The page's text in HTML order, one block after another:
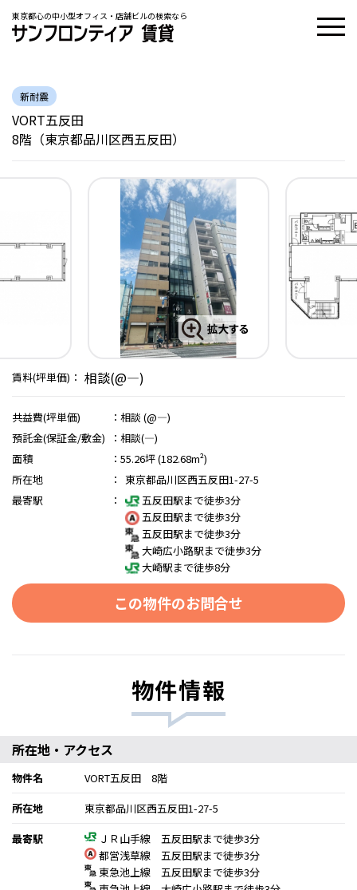
東京都心の中小型オフィス・店舗ビルの検索なら
新耐震
VORT五反田
8階（東京都品川区西五反田）
賃料(坪単価)： 相談(@―)
共益費(坪単価) ： 相談 (@―)
預託金(保証金/敷金)
： 相談(―)
面積
： 55.26坪 (182.68m²)
所在地
：
東京都品川区西五反田1-27-5
最寄駅
：
五反田駅まで徒歩3分
五反田駅まで徒歩3分
五反田駅まで徒歩3分
大崎広小路駅まで徒歩3分
大崎駅まで徒歩8分
この物件のお問合せ
物件情報
所在地・アクセス
物件名
VORT五反田 8階
所在地
東京都品川区西五反田1-27-5
最寄駅
ＪＲ山手線 五反田駅まで徒歩3分
都営浅草線 五反田駅まで徒歩3分
東急池上線 五反田駅まで徒歩3分